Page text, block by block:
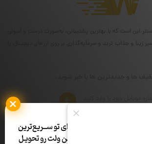
این است که با بهترین پشتیبانی، به‌صورت درست و اصولی
زیبا و جذاب ترید و سرمایه‌گذاری بر روی ارزهای دیجیتال را